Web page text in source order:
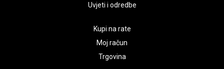
Uvjeti i odredbe
Kupi na rate
Moj račun
Trgovina